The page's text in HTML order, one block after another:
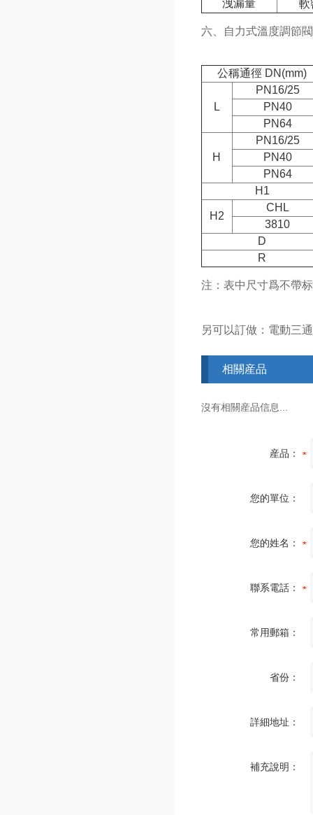
洩漏量 軟
六、自力式溫度調節
公稱通徑 DN(mm)
L
PN16/25
PN40
PN64
H
PN16/25
PN40
PN64
H1
H2
CHL
3810
D
R
注：表中尺寸爲不帶
另可以訂做：電動三
相關産品
沒有相關産品信息...
産品：
您的單位：
您的姓名：
聯系電話：
常用郵箱：
省份：
詳細地址：
補充說明：